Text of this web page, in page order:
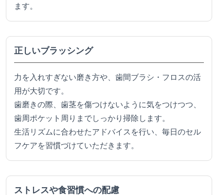
ます。
正しいブラッシング
力を入れすぎない磨き方や、歯間ブラシ・フロスの活
用が大切です。
歯磨きの際、歯茎を傷つけないように気をつけつつ、
歯周ポケット周りまでしっかり掃除します。
生活リズムに合わせたアドバイスを行い、毎日のセル
フケアを習慣づけていただきます。
ストレスや食習慣への配慮